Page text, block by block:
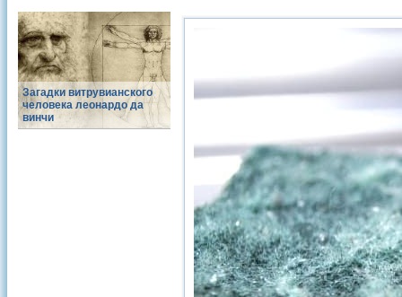
Загадки витрувианского
человека леонардо да
винчи